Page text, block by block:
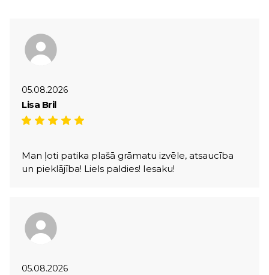
05.08.2026
Lisa Bril
Man ļoti patika plašā grāmatu izvēle, atsaucība
un pieklājība! Liels paldies! Iesaku!
05.08.2026